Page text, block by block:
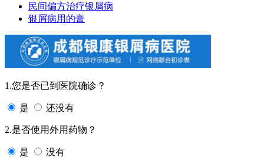
民间偏方治疗银屑病
银屑病用的膏
1.您是否已到医院确诊？
是 还没有
2.是否使用外用药物？
是 没有